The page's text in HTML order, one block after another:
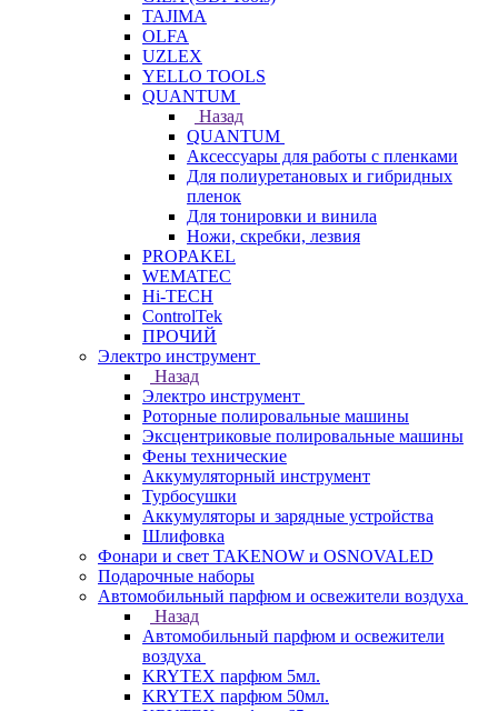
TAJIMA
OLFA
UZLEX
YELLO TOOLS
QUANTUM
Назад
QUANTUM
Аксессуары для работы с пленками
Для полиуретановых и гибридных
пленок
Для тонировки и винила
Ножи, скребки, лезвия
PROPAKEL
WEMATEC
Hi-TECH
ControlTek
ПРОЧИЙ
Электро инструмент
Назад
Электро инструмент
Роторные полировальные машины
Эксцентриковые полировальные машины
Фены технические
Аккумуляторный инструмент
Турбосушки
Аккумуляторы и зарядные устройства
Шлифовка
Фонари и свет TAKENOW и OSNOVALED
Подарочные наборы
Автомобильный парфюм и освежители воздуха
Назад
Автомобильный парфюм и освежители
воздуха
KRYTEX парфюм 5мл.
KRYTEX парфюм 50мл.